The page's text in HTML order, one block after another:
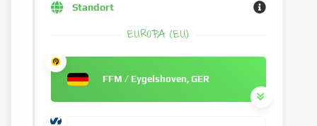
Standort
EUROPA (EU)
FFM / Eygelshoven, GER